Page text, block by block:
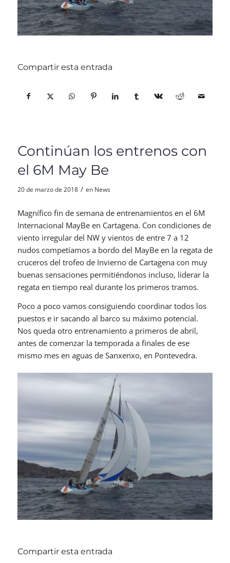
Compartir esta entrada
Continúan los entrenos con
el 6M May Be
20 de marzo de 2018 / en News
Magnífico fin de semana de entrenamientos en el 6M
Internacional MayBe en Cartagena. Con condiciones de
viento irregular del NW y vientos de entre 7 a 12
nudos competíamos a bordo del MayBe en la regata de
cruceros del trofeo de Invierno de Cartagena con muy
buenas sensaciones permitiéndonos incluso, liderar la
regata en tiempo real durante los primeros tramos.
Poco a poco vamos consiguiendo coordinar todos los
puestos e ir sacando al barco su máximo potencial.
Nos queda otro entrenamiento a primeros de abril,
antes de comenzar la temporada a finales de ese
mismo mes en aguas de Sanxenxo, en Pontevedra.
Compartir esta entrada